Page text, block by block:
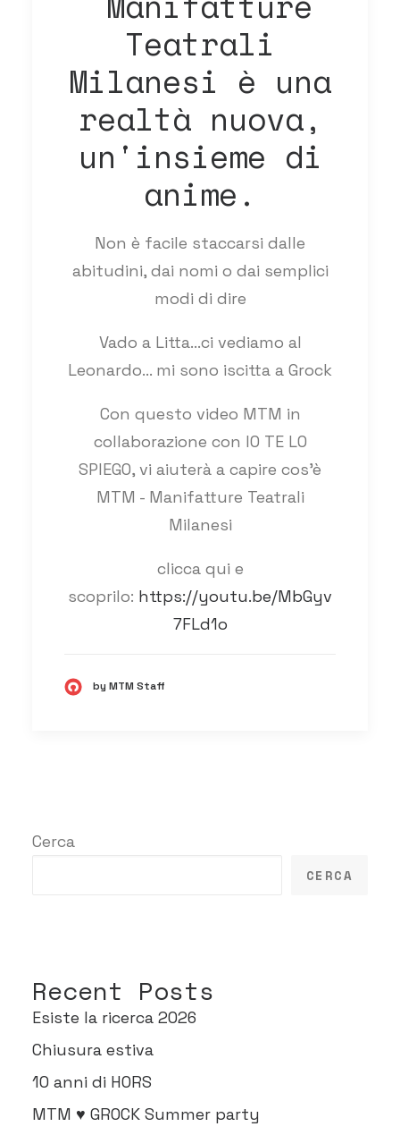
Teatrali
Milanesi è una
realtà nuova,
un'insieme di
anime.
Non è facile staccarsi dalle
abitudini, dai nomi o dai semplici
modi di dire
Vado a Litta...ci vediamo al
Leonardo... mi sono iscitta a Grock
Con questo video MTM in
collaborazione con IO TE LO
SPIEGO, vi aiuterà a capire cos'è
MTM - Manifatture Teatrali
Milanesi
clicca qui e
scoprilo: https://youtu.be/MbGyv
7FLd1o
by MTM Staff
Cerca
CERCA
Recent Posts
Esiste la ricerca 2026
Chiusura estiva
10 anni di HORS
MTM ♥ GROCK Summer party